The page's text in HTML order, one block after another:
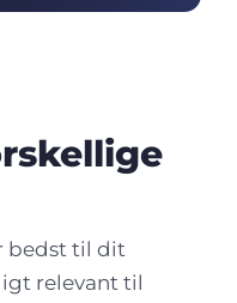
bedst til dit
relevant til